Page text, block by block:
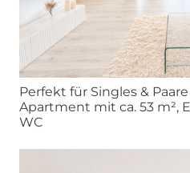
Perfekt für Singles &
Apartment mit ca. 53 m²,
WC